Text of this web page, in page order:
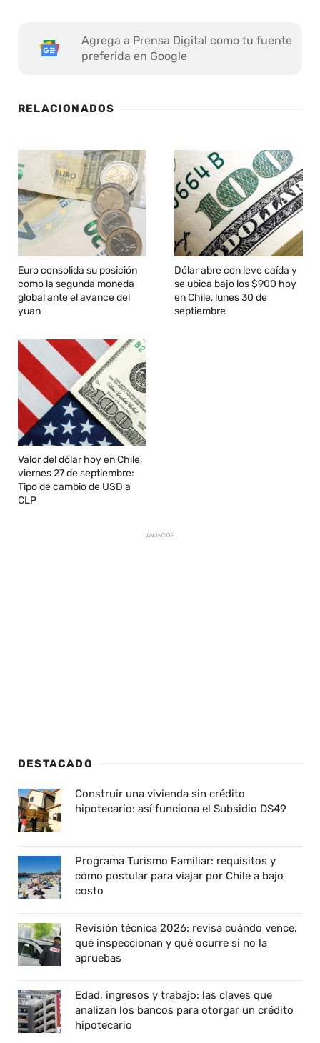
Agrega a Prensa Digital como tu fuente
preferida en Google
RELACIONADOS
Euro consolida su posición
como la segunda moneda
global ante el avance del
yuan
Dólar abre con leve caída y
se ubica bajo los $900 hoy
en Chile, lunes 30 de
septiembre
Valor del dólar hoy en Chile,
viernes 27 de septiembre:
Tipo de cambio de USD a
CLP
ANUNCIOS
DESTACADO
Construir una vivienda sin crédito
hipotecario: así funciona el Subsidio DS49
Programa Turismo Familiar: requisitos y
cómo postular para viajar por Chile a bajo
costo
Revisión técnica 2026: revisa cuándo vence,
qué inspeccionan y qué ocurre si no la
apruebas
Edad, ingresos y trabajo: las claves que
analizan los bancos para otorgar un crédito
hipotecario